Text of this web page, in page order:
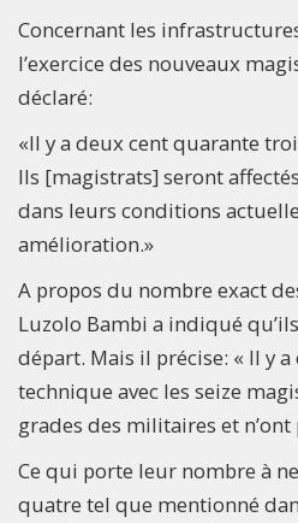
Concernant les
l’exercice des nouveaux
déclaré:
«Il y a deux cent quarante
Ils [magistrats] seront
dans leurs conditions
amélioration.»
A propos du nombre exact
Luzolo Bambi a indiqué
départ. Mais il précise: « Il y
technique avec les seize
grades des militaires et n’ont
Ce qui porte leur nombre à
quatre tel que mentionné